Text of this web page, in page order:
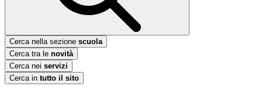
Cerca nella sezione scuola
Cerca tra le novità
Cerca nei servizi
Cerca in tutto il sito